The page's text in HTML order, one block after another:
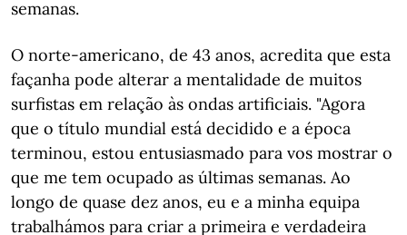
semanas.
O norte-americano, de 43 anos, acredita que esta
façanha pode alterar a mentalidade de muitos
surfistas em relação às ondas artificiais. "Agora
que o título mundial está decidido e a época
terminou, estou entusiasmado para vos mostrar o
que me tem ocupado as últimas semanas. Ao
longo de quase dez anos, eu e a minha equipa
trabalhámos para criar a primeira e verdadeira